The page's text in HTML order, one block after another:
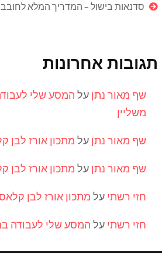
סדנאות בישול – המדריך המלא
תגובות אחרונות
שף מאור נתן על המסע שלי
משליין
שף מאור נתן על מתכון אורז לבן
שף מאור נתן על מתכון אורז לבן
חזי רשתי על מתכון אורז לבן
חזי רשתי על המסע שלי לעבודה